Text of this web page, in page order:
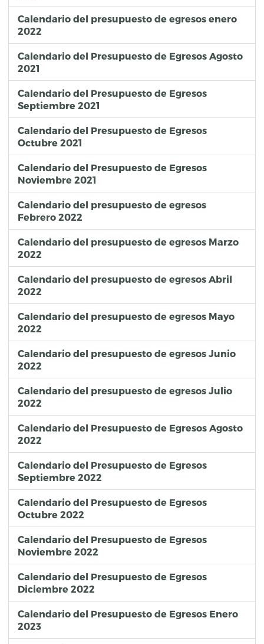
Calendario del presupuesto de egresos enero
2022
Calendario del Presupuesto de Egresos Agosto
2021
Calendario del Presupuesto de Egresos
Septiembre 2021
Calendario del Presupuesto de Egresos
Octubre 2021
Calendario del Presupuesto de Egresos
Noviembre 2021
Calendario del presupuesto de egresos
Febrero 2022
Calendario del presupuesto de egresos Marzo
2022
Calendario del presupuesto de egresos Abril
2022
Calendario del presupuesto de egresos Mayo
2022
Calendario del presupuesto de egresos Junio
2022
Calendario del presupuesto de egresos Julio
2022
Calendario del Presupuesto de Egresos Agosto
2022
Calendario del Presupuesto de Egresos
Septiembre 2022
Calendario del Presupuesto de Egresos
Octubre 2022
Calendario del Presupuesto de Egresos
Noviembre 2022
Calendario del Presupuesto de Egresos
Diciembre 2022
Calendario del Presupuesto de Egresos Enero
2023